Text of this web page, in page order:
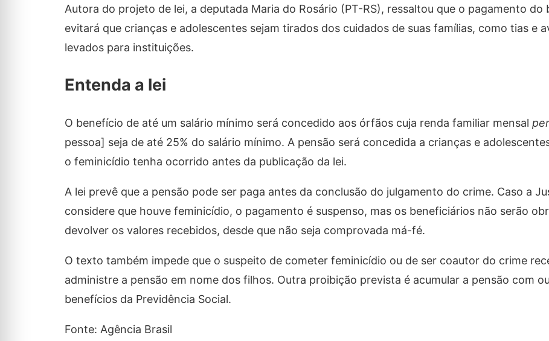
Autora do projeto de lei, a deputada Maria do Rosário (PT-RS), ressaltou que o pagamento do
evitará que crianças e adolescentes sejam tirados dos cuidados de suas famílias, como tias e
levados para instituições.
Entenda a lei
O benefício de até um salário mínimo será concedido aos órfãos cuja renda familiar mensal
pessoa] seja de até 25% do salário mínimo. A pensão será concedida a crianças e
o feminicídio tenha ocorrido antes da publicação da lei.
A lei prevê que a pensão pode ser paga antes da conclusão do julgamento do crime. Caso a
considere que houve feminicídio, o pagamento é suspenso, mas os beneficiários não serão
devolver os valores recebidos, desde que não seja comprovada má-fé.
O texto também impede que o suspeito de cometer feminicídio ou de ser coautor do crime
administre a pensão em nome dos filhos. Outra proibição prevista é acumular a pensão com
benefícios da Previdência Social.
Fonte: Agência Brasil